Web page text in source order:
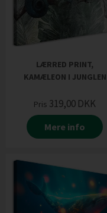
LÆRRED PRINT,
KAMÆLEON I JUNGLEN
Pris 319,00 DKK
Mere info